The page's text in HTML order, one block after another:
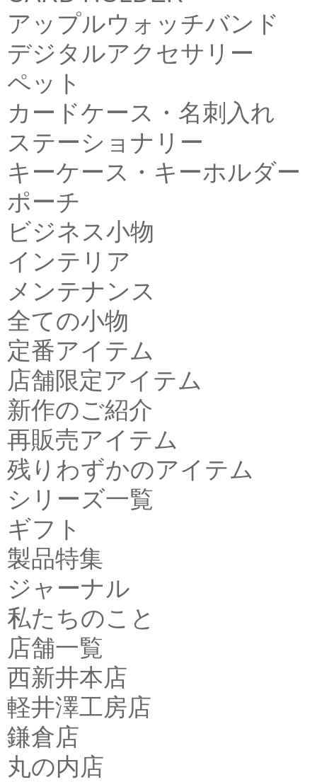
アップルウォッチバンド
デジタルアクセサリー
ペット
カードケース・名刺入れ
ステーショナリー
キーケース・キーホルダー
ポーチ
ビジネス小物
インテリア
メンテナンス
全ての小物
定番アイテム
店舗限定アイテム
新作のご紹介
再販売アイテム
残りわずかのアイテム
シリーズ一覧
ギフト
製品特集
ジャーナル
私たちのこと
店舗一覧
西新井本店
軽井澤工房店
鎌倉店
丸の内店